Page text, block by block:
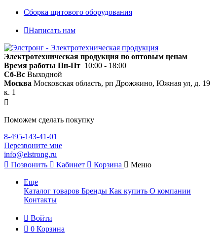
Сборка щитового оборудования
Написать нам
Электротехническая продукция по оптовым ценам
Время работы Пн-Пт 10:00 - 18:00
Сб-Вс Выходной
Москва Московская область, рп Дрожжино, Южная ул, д. 19
к. 1
Поможем сделать покупку
8-495-143-41-01
Перезвоните мне
info@elstrong.ru
Позвонить
Кабинет Корзина Меню
Еще
Каталог товаров Бренды Как купить О компании
Контакты
Войти
0 Корзина